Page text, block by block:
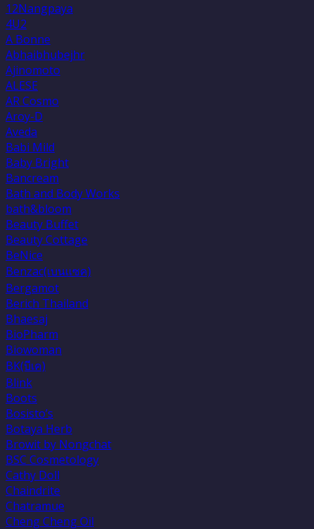
12Nangpaya
4U2
A Bonne
Abhaibhubejhr
Ajinomoto
ALESE
AR Cosmo
Aroy-D
Aveda
Babi Mild
Baby Bright
Bancream
Bath and Body Works
bath&bloom
Beauty Buffet
Beauty Cottage
BeNice
Benzac(เบนเเซค)
Bergamot
Berich Thailand
Bhaesaj
BioPharm
Biowoman
BK(บีเค)
Blink
Boots
Bosisto’s
Botaya Herb
Browit by Nongchat
BSC Cosmetology
Cathy Doll
Chaindrite
Chatramue
Cheng Cheng Oil